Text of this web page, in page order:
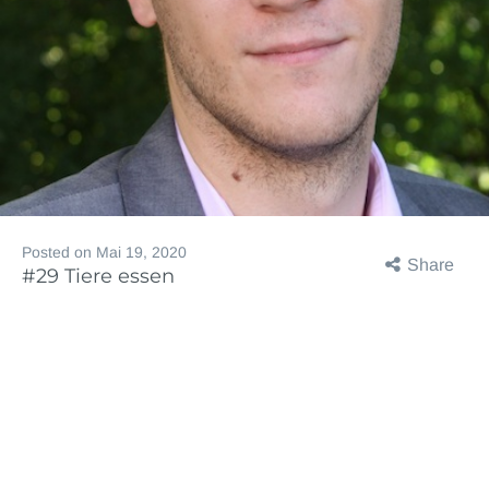
Share
Posted on Mai 19, 2020
#29 Tiere essen